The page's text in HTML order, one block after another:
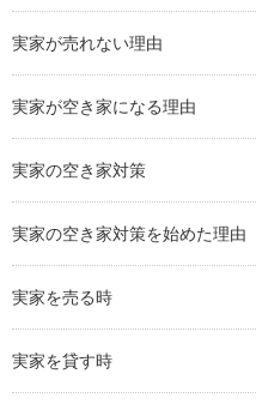
実家が売れない理由
実家が空き家になる理由
実家の空き家対策
実家の空き家対策を始めた理由
実家を売る時
実家を貸す時